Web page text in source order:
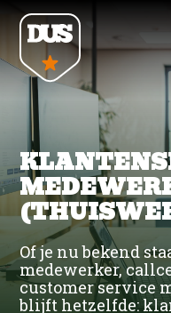
Home
Uitzenden
Detacheren
Werving &
Vacatures
Bouw
ZZP
Of je nu bekend
medewerker,
customer service
blijft hetzelfde: